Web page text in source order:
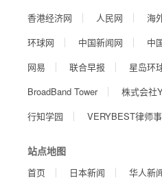
香港经济网
人民网 海
环球网
中国新闻网 中
网易
联合早报
星岛环
BroadBand Tower
株式会社
行知学园
VERYBEST律师
站点地图
首页 日本新闻 华人新